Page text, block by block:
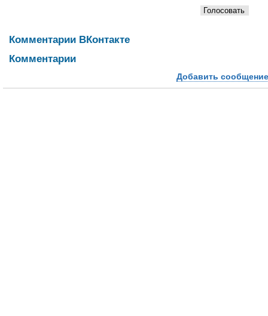
Комментарии ВКонтакте
Комментарии
Добавить сообщение